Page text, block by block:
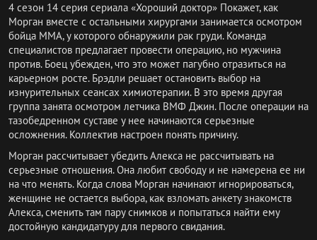
4 сезон 14 серия сериала «Хороший доктор» Покажет, как
Морган вместе с остальными хирургами занимается осмотром
бойца ММА, у которого обнаружили рак груди. Команда
специалистов предлагает провести операцию, но мужчина
против. Боец убежден, что это может пагубно отразиться на
карьерном росте. Брэдли решает остановить выбор на
изнурительных сеансах химиотерапии. В это время другая
группа занята осмотром летчика ВМФ Джин. После операции на
тазобедренном суставе у нее начинаются серьезные
осложнения. Коллектив настроен понять причину.
Морган рассчитывает убедить Алекса не рассчитывать на
серьезные отношения. Она любит свободу и не намерена ее ни
на что менять. Когда слова Морган начинают игнорироваться,
женщине не остается выбора, как взломать анкету знакомств
Алекса, сменить там пару снимков и попытаться найти ему
достойную кандидатуру для первого свидания.